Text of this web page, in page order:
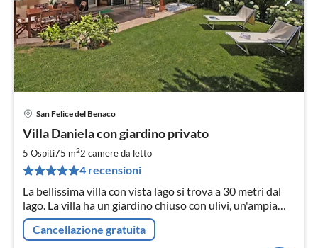
San Felice del Benaco
Villa Daniela con giardino privato
5 Ospiti75 m22 camere da letto
4 recensioni
La bellissima villa con vista lago si trova a 30 metri dal
lago. La villa ha un giardino chiuso con ulivi, un'ampia
veranda con barbecue Un parcheggio. Free Wlan.
Cancellazione gratuita